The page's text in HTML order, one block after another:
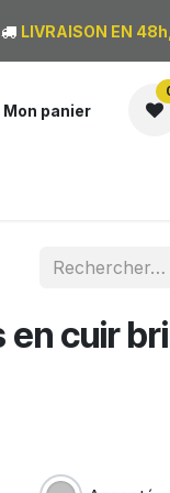
LIVRAISON EN
Mon panier
en cuir